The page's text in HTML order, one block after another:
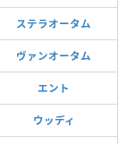
ステラオータム
ヴァンオータム
エント
ウッディ